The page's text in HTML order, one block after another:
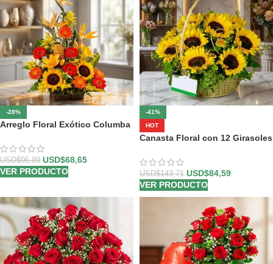
-28%
Arreglo Floral Exótico Columba
USD$95,89 USD$68,65
VER PRODUCTO
-41%
HOT
Canasta Floral con 12 Girasoles
USD$143,71 USD$84,59
VER PRODUCTO